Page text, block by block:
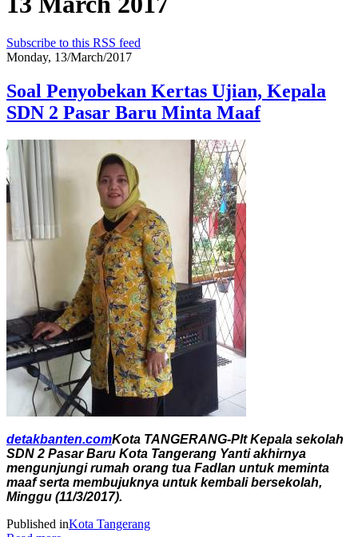
Subscribe to this RSS feed
Monday, 13/March/2017
Soal Penyobekan Kertas Ujian, Kepala
SDN 2 Pasar Baru Minta Maaf
detakbanten.comKota TANGERANG-Plt Kepala sekolah
SDN 2 Pasar Baru Kota Tangerang Yanti akhirnya
mengunjungi rumah orang tua Fadlan untuk meminta
maaf serta membujuknya untuk kembali bersekolah,
Minggu (11/3/2017).
Published inKota Tangerang